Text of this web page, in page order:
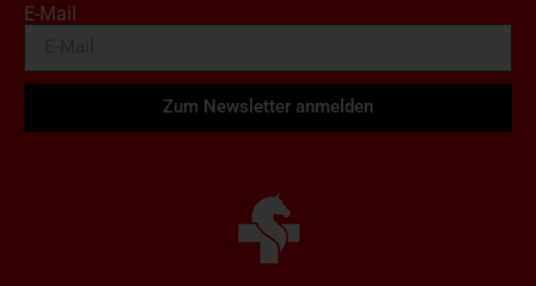
E-Mail
Zum Newsletter anmelden